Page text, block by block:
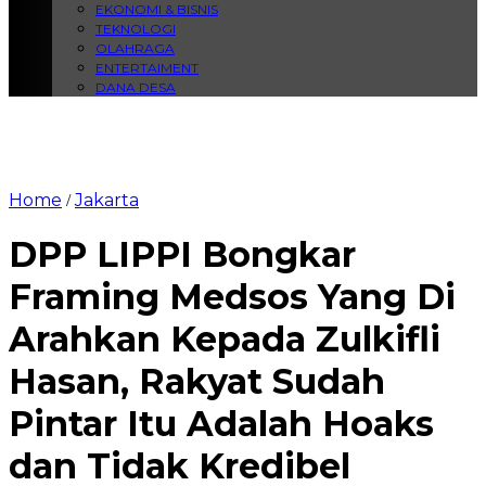
EKONOMI & BISNIS
TEKNOLOGI
OLAHRAGA
ENTERTAIMENT
DANA DESA
Home /Jakarta
DPP LIPPI Bongkar
Framing Medsos Yang Di
Arahkan Kepada Zulkifli
Hasan, Rakyat Sudah
Pintar Itu Adalah Hoaks
dan Tidak Kredibel